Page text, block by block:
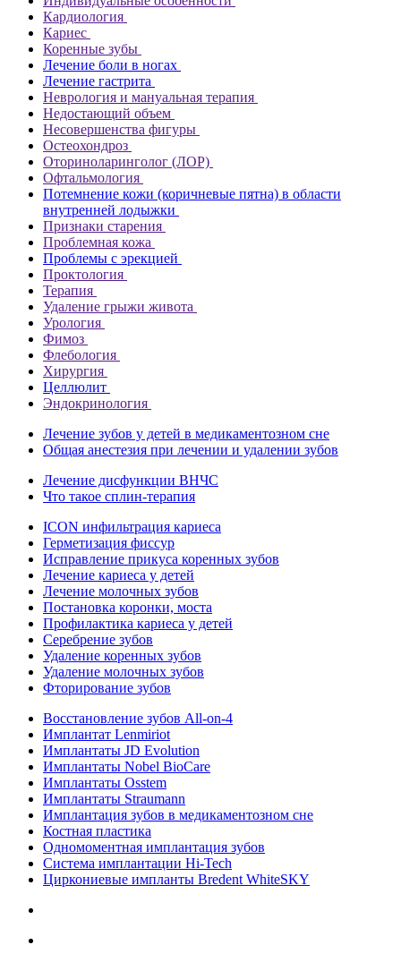
Кардиология
Кариес
Коренные зубы
Лечение боли в ногах
Лечение гастрита
Неврология и мануальная терапия
Недостающий объем
Несовершенства фигуры
Остеохондроз
Оториноларинголог (ЛОР)
Офтальмология
Потемнение кожи (коричневые пятна) в области
внутренней лодыжки
Признаки старения
Проблемная кожа
Проблемы с эрекцией
Проктология
Терапия
Удаление грыжи живота
Урология
Фимоз
Флебология
Хирургия
Целлюлит
Эндокринология
Лечение зубов у детей в медикаментозном сне
Общая анестезия при лечении и удалении зубов
Лечение дисфункции ВНЧС
Что такое сплин-терапия
ICON инфильтрация кариеса
Герметизация фиссур
Исправление прикуса коренных зубов
Лечение кариеса у детей
Лечение молочных зубов
Постановка коронки, моста
Профилактика кариеса у детей
Серебрение зубов
Удаление коренных зубов
Удаление молочных зубов
Фторирование зубов
Восстановление зубов All‑on‑4
Имплантат Lenmiriot
Имплантаты JD Evolution
Имплантаты Nobel BioСare
Имплантаты Osstem
Имплантаты Straumann
Имплантация зубов в медикаментозном сне
Костная пластика
Одномоментная имплантация зубов
Система имплантации Hi-Tech
Циркониевые импланты Bredent WhiteSKY